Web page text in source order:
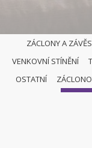
ZÁCLONY A
VENKOVNÍ STÍNĚNÍ
OSTATNÍ